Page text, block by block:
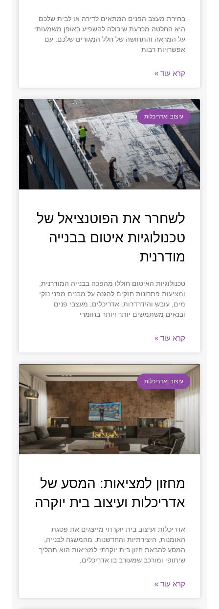
בחירת מעצב הפנים המתאים לדירה או לבית שלכם
היא החלטה מכרעת שיכולה להשפיע באופן משמעותי
על המראה והתחושה של חלל המגורים שלכם. עם
אפשרויות רבות
קרא עוד »
עיצוב ואדריכלות
לשחרר את הפוטנציאל של
טכנולוגיות איטום בבנייה
מודרנית
טכנולוגיות האיטום חוללו מהפכה בבנייה המודרנית,
ומציעות פתרונות חזקים להגנה על מבנים מפני נזקי
מים, עובש והידרדרות. אדריכלים, מעצבי פנים
ובנאים משתמשים יותר ויותר בחומרי
קרא עוד »
עיצוב ואדריכלות
מחזון למציאות: המסע של
אדריכלות ועיצוב בית יוקרה
אדריכלות ועיצוב בית יוקרתי מייצגים את פסגת
האומנות, היצירתיות והחדשנות. מהמשגה לבנייה,
המסע להבאת חזון בית יוקרתי למציאות הוא תהליך
שיתופי ומורכב שמעורב בו אדריכלים,
קרא עוד »